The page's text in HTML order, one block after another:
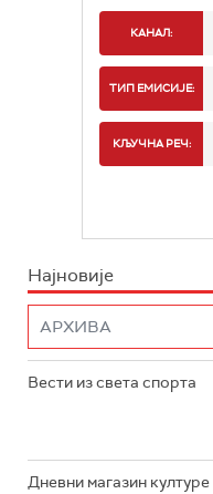
КАНАЛ:
ТИП ЕМИСИЈЕ:
КЉУЧНА РЕЧ:
Најновије
Вести из света спорта
Дневни магазин културе